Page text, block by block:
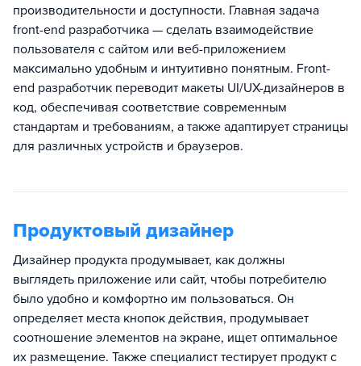
производительности и доступности. Главная задача
front-end разработчика — сделать взаимодействие
пользователя с сайтом или веб-приложением
максимально удобным и интуитивно понятным. Front-
end разработчик переводит макеты UI/UX-дизайнеров в
код, обеспечивая соответствие современным
стандартам и требованиям, а также адаптирует страницы
для различных устройств и браузеров.
Продуктовый дизайнер
Дизайнер продукта продумывает, как должны
выглядеть приложение или сайт, чтобы потребителю
было удобно и комфортно им пользоваться. Он
определяет места кнопок действия, продумывает
соотношение элементов на экране, ищет оптимальное
их размещение. Также специалист тестирует продукт с